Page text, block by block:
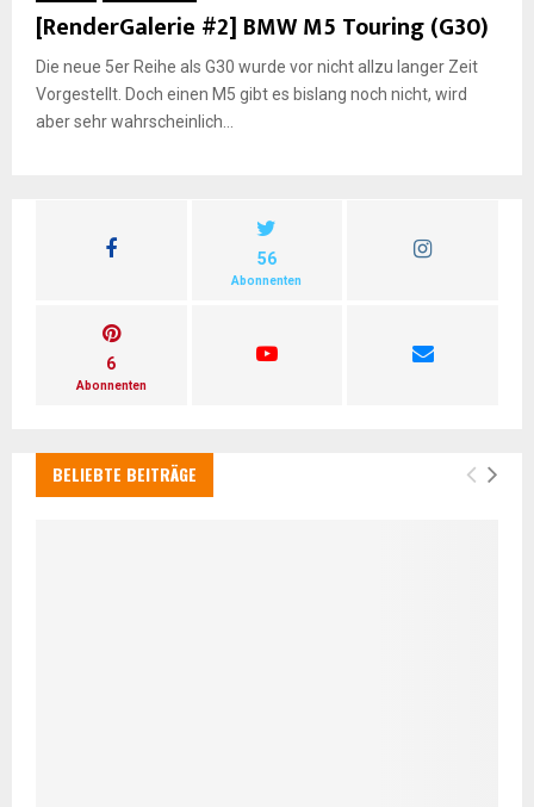
N
U
[RenderGalerie #2] BMW M5 Touring (G30)
Die neue 5er Reihe als G30 wurde vor nicht allzu langer Zeit
Vorgestellt. Doch einen M5 gibt es bislang noch nicht, wird
aber sehr wahrscheinlich...
56
Abonnenten
6
Abonnenten
BELIEBTE BEITRÄGE